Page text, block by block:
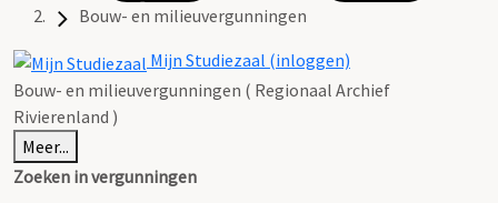
Bouw- en milieuvergunningen
Mijn Studiezaal (inloggen)
Bouw- en milieuvergunningen ( Regionaal Archief
Rivierenland )
Meer...
Zoeken in vergunningen